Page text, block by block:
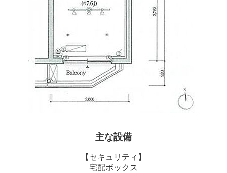
主な設備
【セキュリティ】
宅配ボックス